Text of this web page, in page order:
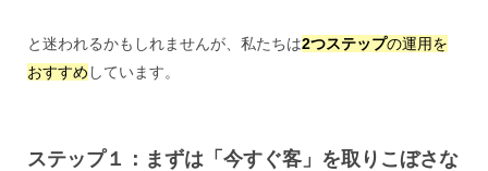
と迷われるかもしれませんが、私たちは2つステップの運用を
おすすめ しています。
ステップ１：まずは「今すぐ客」を取りこぼさな